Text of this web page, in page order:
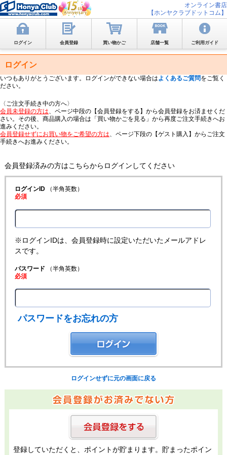
オンライン書店
【ホンヤクラブドットコム】
ログイン 会員登録 買い物かご 店舗一覧 ご利用ガイド
ログイン
いつもありがとうございます。ログインができない場合はよくあるご質問をご覧く
ださい。
〈ご注文手続き中の方へ〉
会員未登録の方は、ページ中段の【会員登録をする】から会員登録をお済ませくだ
さい。その後、商品購入の場合は「買い物かごを見る」から再度ご注文手続きへお
進みください。
会員登録せずにお買い物をご希望の方は、ページ下段の【ゲスト購入】からご注文
手続きへお進みください。
会員登録済みの方はこちらからログインしてください
ログインID（半角英数）
必須
※ログインIDは、会員登録時に設定いただいたメールアドレ
スです。
パスワード （半角英数）
必須
パスワードをお忘れの方
ログインせずに元の画面に戻る
登録していただくと、ポイントが貯まります。貯まったポイン